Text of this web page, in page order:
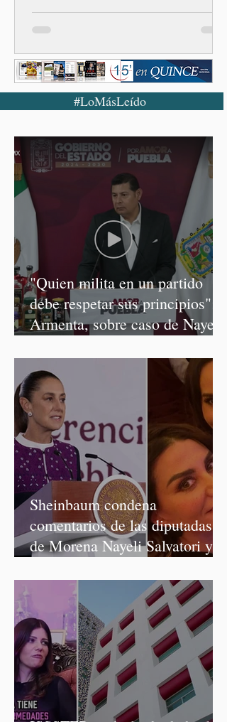
#LoMásLeído
"Quien milita en un partido
debe respetar sus principios":
Armenta, sobre caso de Nayeli
Sheinbaum condena
comentarios de las diputadas
de Morena Nayeli Salvatori y